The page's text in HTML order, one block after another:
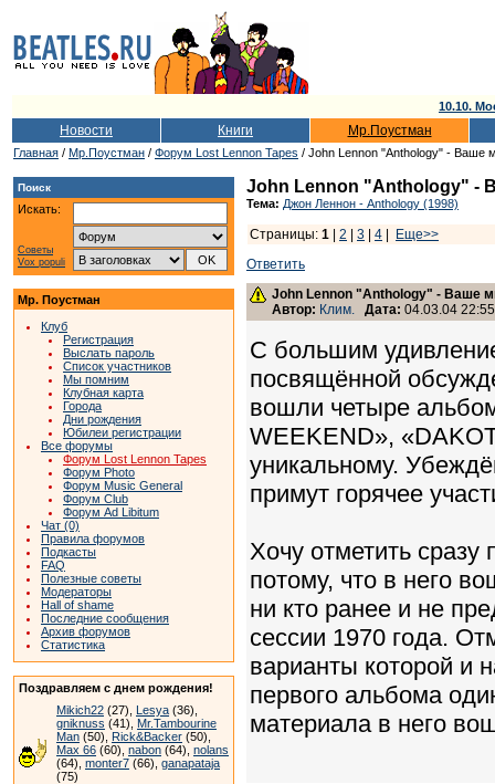
10.10.
Новости Книги Мр.Поустман
Главная / Мр.Поустман / Форум Lost Lennon Tapes / John Lennon "Anthology" - Ваше
Поиск
Искать:
Советы
Vox populi
Мр. Поустман
Клуб
Регистрация
Выслать пароль
Список участников
Мы помним
Клубная карта
Города
Дни рождения
Юбилеи регистрации
Все форумы
Форум Lost Lennon Tapes
Форум Photo
Форум Music General
Форум Club
Форум Ad Libitum
Чат (0)
Правила форумов
Подкасты
FAQ
Полезные советы
Модераторы
Hall of shame
Последние сообщения
Архив форумов
Статистика
Поздравляем с днем рождения!
Mikich22 (27), Lesya (36),
gniknuss (41), Mr.Tambourine
Man (50), Rick&Backer (50),
Max 66 (60), nabon (64), nolans
(64), monter7 (66), ganapataja
(75)
John Lennon "Anthology" -
Тема: Джон Леннон - Anthology (1998)
Страницы: 1 2 3 4
Еще>>
Ответить
John Lennon "Anthology" - Ваше
Автор: Клим. Дата: 04.03.04
C большим
посвящённой
вошли четыре
WEEKEND»,
уникальному.
примут горячее
Хочу отметить
потому, что в него
ни кто ранее и не
сессии 1970 года.
варианты которой и
первого альбома
материала в него